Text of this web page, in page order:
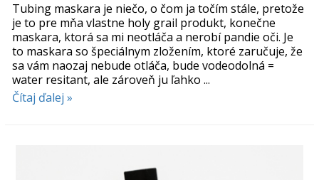
Tubing maskara je niečo, o čom ja točím stále, pretože
je to pre mňa vlastne holy grail produkt, konečne
maskara, ktorá sa mi neotláča a nerobí pandie oči. Je
to maskara so špeciálnym zložením, ktoré zaručuje, že
sa vám naozaj nebude otláča, bude vodeodolná =
water resitant, ale zároveň ju ľahko ...
Čítaj ďalej »